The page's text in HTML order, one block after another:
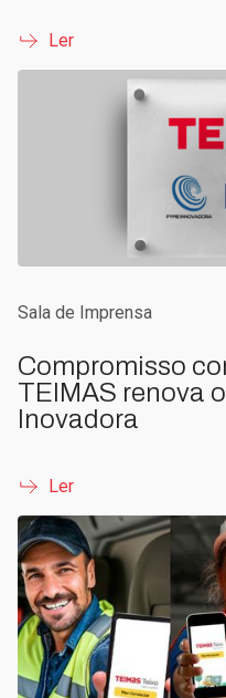
Ler
Sala de Imprensa
Compromisso
TEIMAS renova
Inovadora
Ler